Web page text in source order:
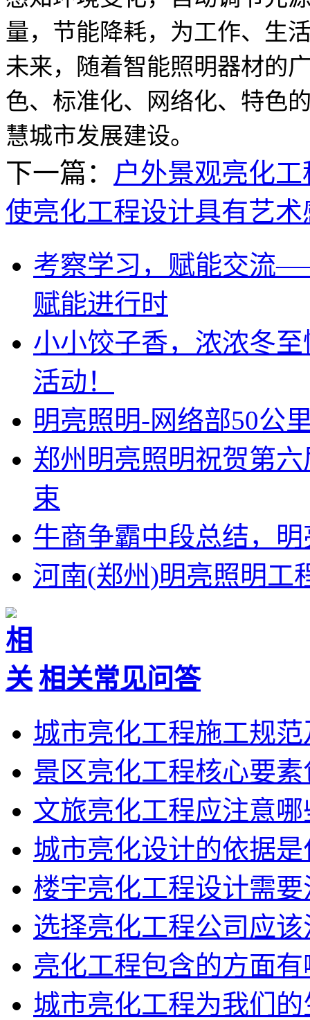
量，节能降耗，为工作、生
未来，随着智能照明器材的
色、标准化、网络化、特色
慧城市发展建设。
下一篇： 户外景观亮化
使亮化工程设计具有艺术
考察学习，赋能交流
赋能进行时
小小饺子香，浓浓冬
活动！
明亮照明-网络部50公
郑州明亮照明祝贺第
束
牛商争霸中段总结，
河南(郑州)明亮照明工
相关常见问答
城市亮化工程施工规
景区亮化工程核心要
文旅亮化工程应注意
城市亮化设计的依据是
楼宇亮化工程设计需
选择亮化工程公司应
亮化工程包含的方面
城市亮化工程为我们